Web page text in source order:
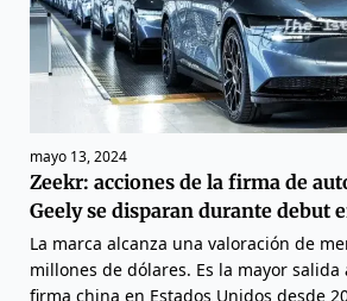
mayo 13, 2024
Zeekr: acciones de la firma de
Geely se disparan durante debut
La marca alcanza una valoración de
millones de dólares. Es la mayor salida
firma china en Estados Unidos desde